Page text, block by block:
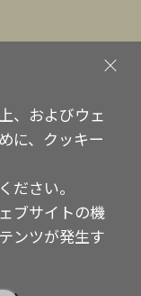
Reserved.
、およびウェ
に、クッキー
ださい。
ブサイトの機
ンツが発生す